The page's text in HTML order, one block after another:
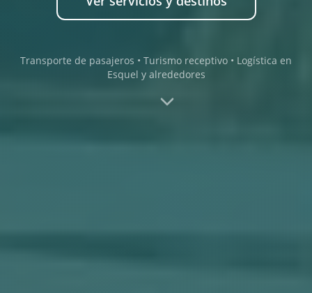
Transporte de pasajeros • Turismo receptivo • Logística en
Esquel y alrededores